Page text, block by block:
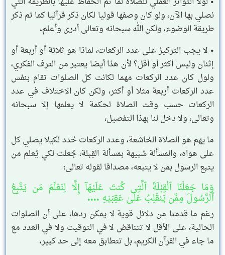
نصلي بها الآن، ولو كان وصفها قوليا لكان ذكر قرآنيا كما تم ذكر
طريقة الوضوء، ولكن الله سبحانه وتعالى أدرى وأعلم.
• لا يجب التركيز على عدد الركعات، لماذا هو ثلاثة أو أربعة أو
إثنان وليس أكثر أو أقل؟ لأن هذا أيضا يعتبر من الترف الفكري،
ولول كان عدد الركعات مهما لكانت كل الصلوات تقام بنفس
عدد الركعات أربعة مثلا أو أكثر، ولكن كان الاختلاف في عدد
الركعات حسب وقت الصلاة لحكمة لا يعلمها إلا سبحانه
وتعالى، ولا دخل لنا بهذا التفصيل،
ما يهم هو الصلاة الخاشعة، وعدد الركعات حُدد لكيلا يصلي كل
على هواه، والمسألة شبيهة بمسألة القِبلة، جُعلت لكي يُعلم من
يتبع الرسول بمن لا يتبعه، مصداقا لقوله تعالى:
وَمَا جَعَلْنَا ٱلْقِبْلَةَ ٱلَّتِى كُنتَ عَلَيْهَآ إِلَّا لِنَعْلَمَ مَن يَتَّبِعُ
ٱلرَّسُولَ مِمَّن يَنقَلِبُ عَلَىٰ عَقِبَيْهِ ....
رغم ما قدمنا من دلائل قوية لا يمكن ردها، على أن الصلوات
الحالية، على الأقل لا تتناقض لا في التوقيت ولا في العدد مع
ما جاء في القرآن الكريم، بل تتطابق معه إلى حد كبير.